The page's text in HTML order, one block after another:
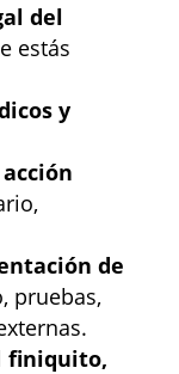
del
estás
y
de
pruebas,
finiquito,